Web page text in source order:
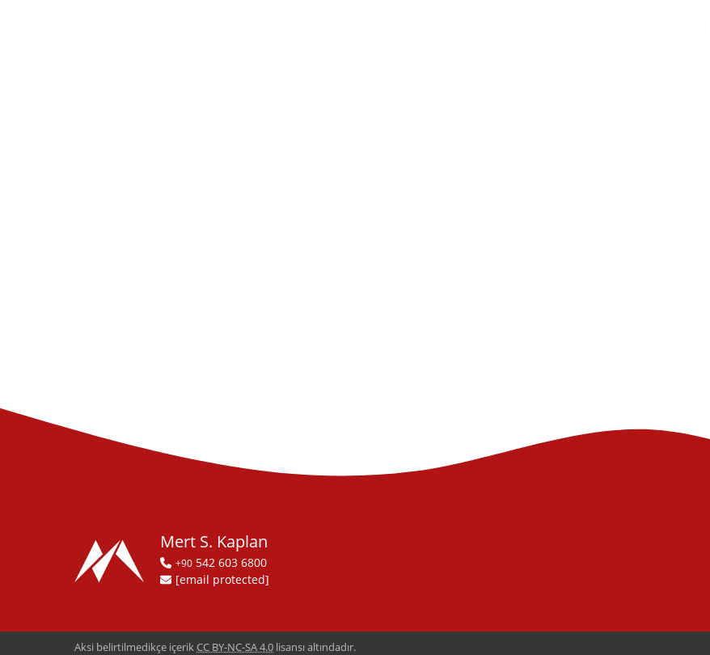
Mert S. Kaplan
+90 542 603 6800
[email protected]
Aksi belirtilmedikçe içerikCC BY-NC-SA 4.0 lisansı altındadır.